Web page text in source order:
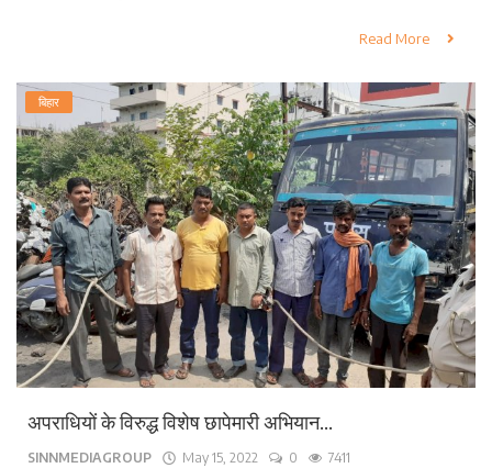
Read More
बिहार
अपराधियों के विरुद्ध विशेष छापेमारी अभियान...
SINNMEDIAGROUP May 15, 2022 0 7411